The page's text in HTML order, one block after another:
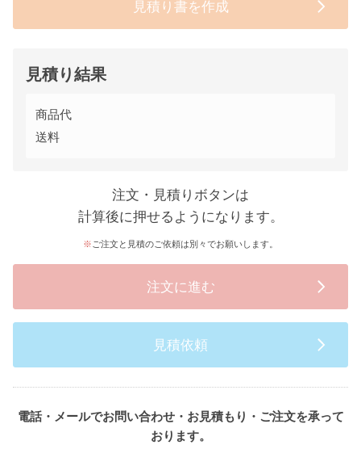
見積り書を作成
見積り結果
商品代
送料
注文・見積りボタンは
計算後に押せるようになります。
ご注文と見積のご依頼は別々でお願いします。
注文に進む
見積依頼
電話・メールでお問い合わせ・お見積もり・ご注文を承って
おります。